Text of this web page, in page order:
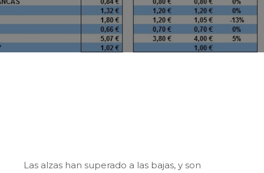
Las alzas han superado a las bajas, y son